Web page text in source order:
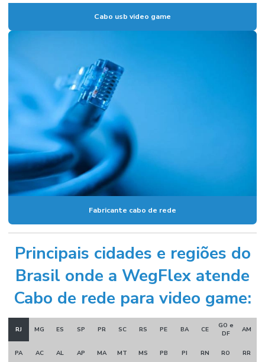
Cabo usb video game
Fabricante cabo de rede
Principais cidades e regiões do
Brasil onde a WegFlex atende
Cabo de rede para video game:
RJ MG ES SP PR SC RS PE BA CE
GO e
DF
AM
PA AC AL AP MA MT MS PB PI RN RO RR